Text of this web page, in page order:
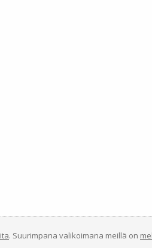
. Suurimpana valikoimana meillä on